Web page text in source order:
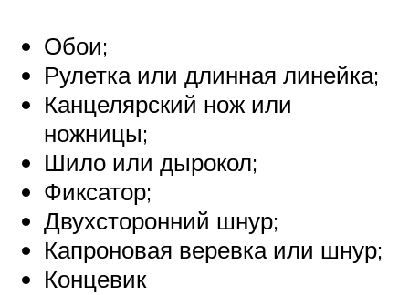
Обои;
Рулетка или длинная линейка;
Канцелярский нож или
ножницы;
Шило или дырокол;
Фиксатор;
Двухсторонний шнур;
Капроновая веревка или шнур;
Концевик